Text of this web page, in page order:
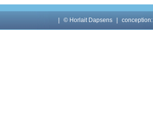
© Horlait Dapsens conception: